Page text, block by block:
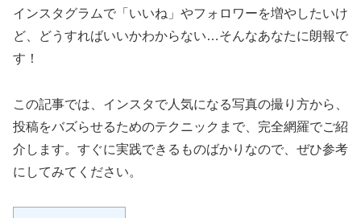
インスタグラムで「いいね」やフォロワーを増やしたいけ
ど、どうすればいいかわからない…そんなあなたに朗報で
す！
この記事では、インスタで人気になる写真の撮り方から、
投稿をバズらせるためのテクニックまで、完全網羅でご紹
介します。すぐに実践できるものばかりなので、ぜひ参考
にしてみてください。